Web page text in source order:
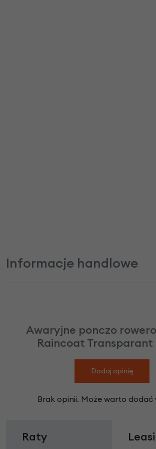
Informacje handlowe
Awaryjne ponczo
Raincoat Transparant
Dodaj opinię
Brak opinii. Może warto dodać
Raty